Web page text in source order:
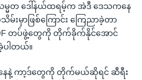
တ ဒေါ်နယ်ထရမ့်က အဲဒီ ဒေသကနေ
မှာဖြစ်ကြောင်း ကြေညာခဲ့တာ
တပ်ဖွဲ့တွေကို တိုက်ခိုက်နိုင်အောင်
ပါတယ်။
နဲ့ ကာ့ဒ်တွေကို တိုက်မယ်ဆိုရင် ဆီရီး